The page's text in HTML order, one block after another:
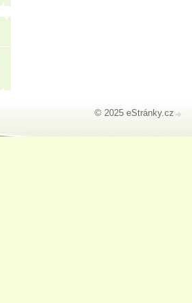
© 2025 eStránky.cz